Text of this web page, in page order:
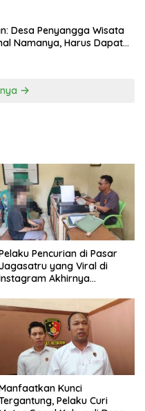
Desa Penyangga Wisata
Namanya, Harus Dapat
Pencurian di Pasar
Jagasatru yang Viral di
Akhirnya
Kunci
Pelaku Curi